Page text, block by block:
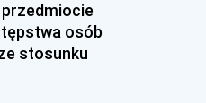
przedmiocie
osób
stosunku